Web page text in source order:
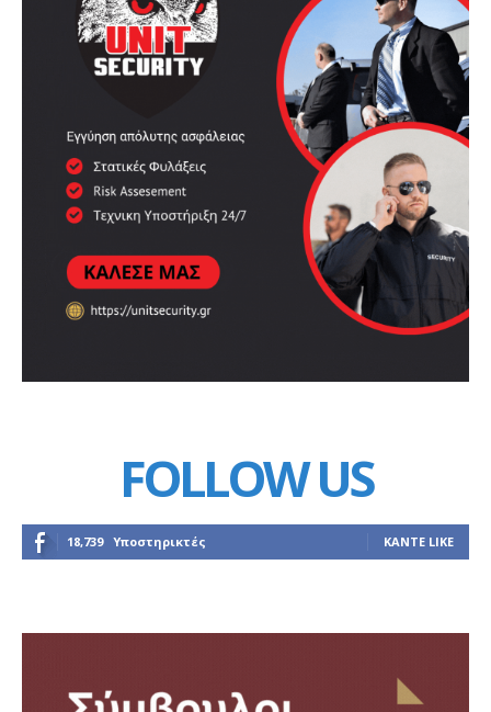
FOLLOW US
18,739 Υποστηρικτές ΚΆΝΤΕ LIKE